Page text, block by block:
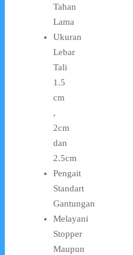
Tahan
Lama
Ukuran
Lebar
Tali
1.5
cm
,
2cm
dan
2.5cm
Pengait
Standart
Gantungan
Melayani
Stopper
Maupun